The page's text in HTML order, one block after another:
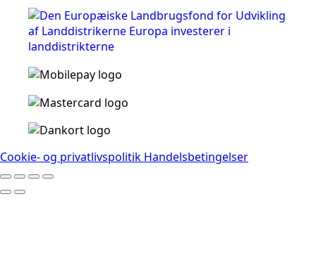
Cookie- og privatlivspolitik Handelsbetingelser